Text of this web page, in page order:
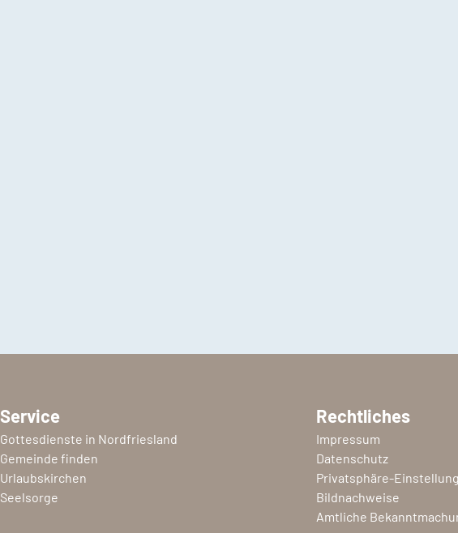
Service
Gottesdienste in Nordfriesland
Gemeinde finden
Urlaubskirchen
Seelsorge
Rechtliches
Impressum
Datenschutz
Privatsphäre-
Bildnachweise
Amtliche